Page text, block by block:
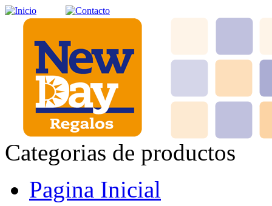
Categorias de productos
Pagina Inicial